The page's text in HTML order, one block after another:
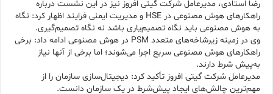
رضا استادی، مدیرعامل شرکت گیتی افروز نیز در این نشست درباره
راهکارهای هوش مصنوعی در HSE و مدیریت ایمنی فرایند اظهار کرد: نگاه
به هوش مصنوعی باید نگاه تصمیم‌یاری باشد نه نگاه تصمیم‌گیری.
وی در زمینه زیرشاخه‌های متعدد PSM در هوش مصنوعی ادامه داد: برخی
راهکارهای هوش مصنوعی سریع اجرا می‌شوند؛ اما برخی از آنها نیاز
به‌پیش شرط دارند.
مدیرعامل شرکت گیتی افروز تأکید کرد: دیجیتال‌سازی سازمان را از
مهم‌ترین چالش‌های ایجاد پیش‌شرط در یک سازمان دانست.